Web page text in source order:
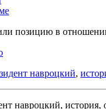
позицию в
навроцкий,